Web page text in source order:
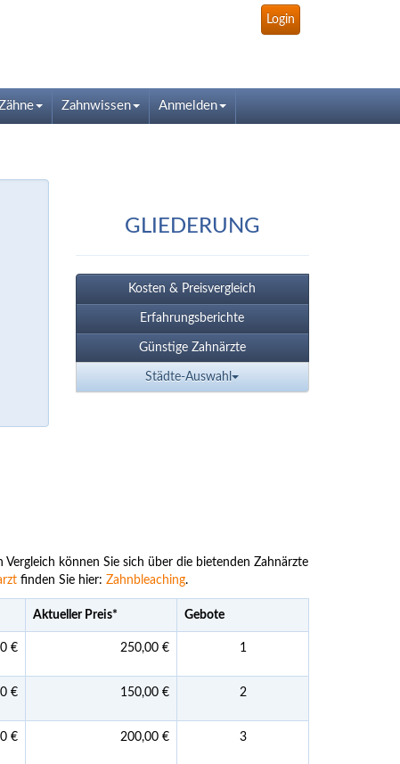
Login
Zahnwissen Anmelden
GLIEDERUNG
Kosten & Preisvergleich
Erfahrungsberichte
Günstige Zahnärzte
Städte-Auswahl
können Sie sich über die bietenden Zahnärzte
finden Sie hier: Zahnbleaching.
Aktueller Preis* Gebote
€ 250,00 € 1
€ 150,00 € 2
€ 200,00 € 3